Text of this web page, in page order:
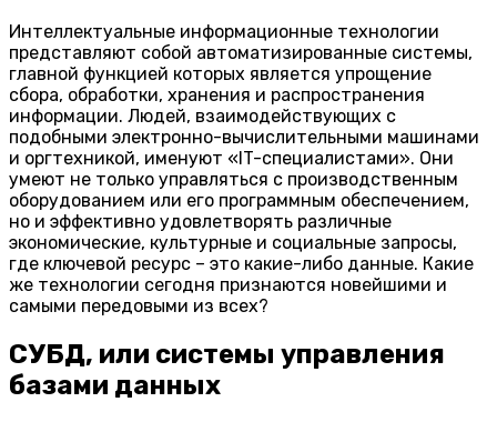
Интеллектуальные информационные технологии
представляют собой автоматизированные системы,
главной функцией которых является упрощение
сбора, обработки, хранения и распространения
информации. Людей, взаимодействующих с
подобными электронно-вычислительными машинами
и оргтехникой, именуют «IT-специалистами». Они
умеют не только управляться с производственным
оборудованием или его программным обеспечением,
но и эффективно удовлетворять различные
экономические, культурные и социальные запросы,
где ключевой ресурс – это какие-либо данные. Какие
же технологии сегодня признаются новейшими и
самыми передовыми из всех?
СУБД, или системы управления
базами данных